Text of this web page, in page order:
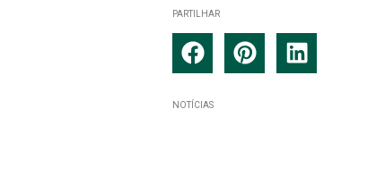
PARTILHAR
NOTÍCIAS